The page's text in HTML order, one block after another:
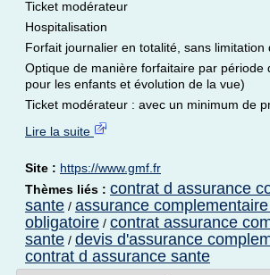
Ticket modérateur
Hospitalisation
Forfait journalier en totalité, sans limitation
Optique de manière forfaitaire par période
pour les enfants et évolution de la vue)
Ticket modérateur : avec un minimum de
Lire la suite
Site : https://www.gmf.fr
Thèmes liés : contrat d assurance
sante / assurance
obligatoire / contrat assurance
sante / devis d'assurance
contrat d assurance sante